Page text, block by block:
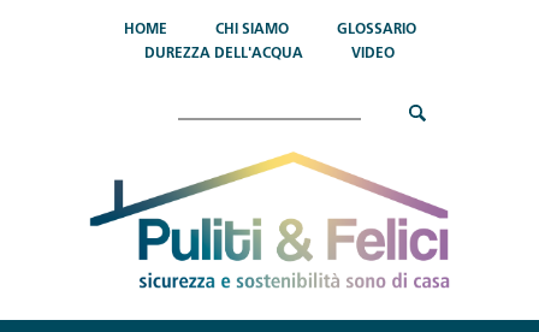
HOME CHI SIAMO
GLOSSARIO
DUREZZA DELL'ACQUA
VIDEO